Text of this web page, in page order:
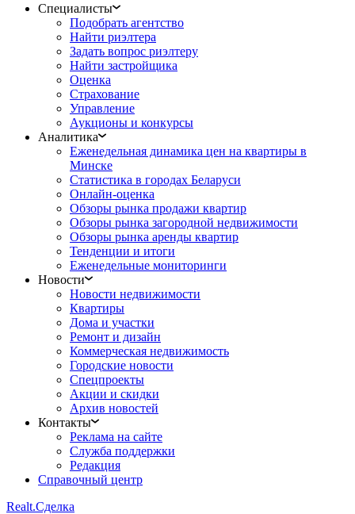
Специалисты
Подобрать агентство
Найти риэлтера
Задать вопрос риэлтеру
Найти застройщика
Оценка
Страхование
Управление
Аукционы и конкурсы
Аналитика
Еженедельная динамика цен на квартиры в
Минске
Статистика в городах Беларуси
Онлайн-оценка
Обзоры рынка продажи квартир
Обзоры рынка загородной недвижимости
Обзоры рынка аренды квартир
Тенденции и итоги
Еженедельные мониторинги
Новости
Новости недвижимости
Квартиры
Дома и участки
Ремонт и дизайн
Коммерческая недвижимость
Городские новости
Спецпроекты
Акции и скидки
Архив новостей
Контакты
Реклама на сайте
Служба поддержки
Редакция
Справочный центр
Realt.Сделка